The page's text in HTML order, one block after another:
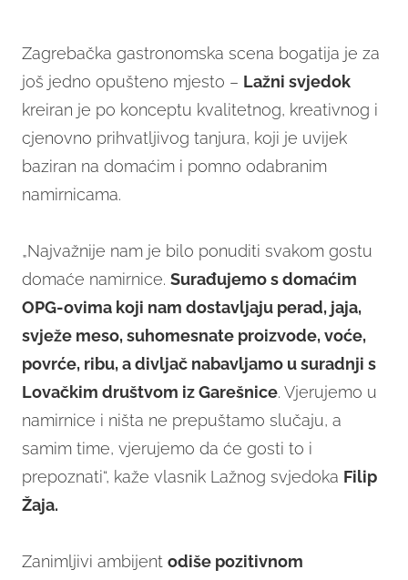
Zagrebačka gastronomska scena bogatija je za
još jedno opušteno mjesto – Lažni svjedok
kreiran je po konceptu kvalitetnog, kreativnog i
cjenovno prihvatljivog tanjura, koji je uvijek
baziran na domaćim i pomno odabranim
namirnicama.
„Najvažnije nam je bilo ponuditi svakom gostu
domaće namirnice. Surađujemo s domaćim
OPG-ovima koji nam dostavljaju perad, jaja,
svježe meso, suhomesnate proizvode, voće,
povrće, ribu, a divljač nabavljamo u suradnji s
Lovačkim društvom iz Garešnice. Vjerujemo u
namirnice i ništa ne prepuštamo slučaju, a
samim time, vjerujemo da će gosti to i
prepoznati“, kaže vlasnik Lažnog svjedoka Filip
Žaja.
Zanimljivi ambijent odiše pozitivnom